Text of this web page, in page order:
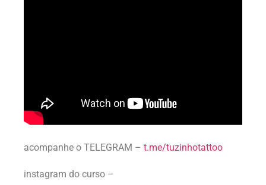
acompanhe o TELEGRAM – t.me/tuzinhotattoo
instagram do curso –